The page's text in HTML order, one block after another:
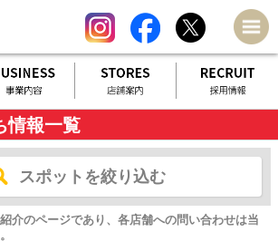
情報一覧
スポットを絞り込む
介のページであり、各店舗への問い合わせは当